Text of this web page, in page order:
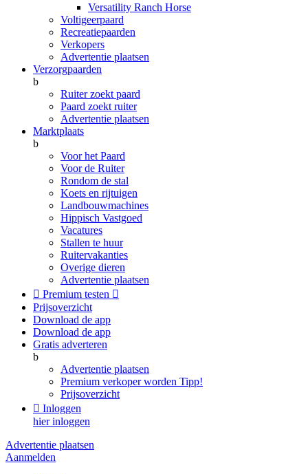
Versatility Ranch Horse
Voltigeerpaard
Recreatiepaarden
Verkopers
Advertentie plaatsen
Verzorgpaarden
b
Ruiter zoekt paard
Paard zoekt ruiter
Advertentie plaatsen
Marktplaats
b
Voor het Paard
Voor de Ruiter
Rondom de stal
Koets en rijtuigen
Landbouwmachines
Hippisch Vastgoed
Vacatures
Stallen te huur
Ruitervakanties
Overige dieren
Advertentie plaatsen
 Premium testen 
Prijsoverzicht
Download de app
Download de app
Gratis adverteren
b
Advertentie plaatsen
Premium verkoper worden Tipp!
Prijsoverzicht
 Inloggen
hier inloggen
Advertentie plaatsen
Aanmelden